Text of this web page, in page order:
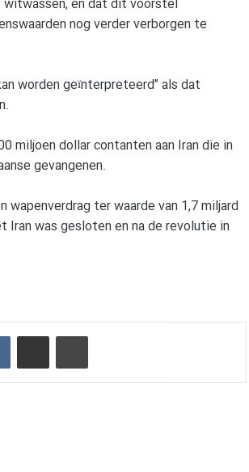
en dat dit voorstel
nog verder verborgen te
worden geïnterpreteerd” als dat
miljoen dollar contanten aan Iran die in
gevangenen.
ter waarde van 1,7 miljard
Iran was gesloten en na de revolutie in